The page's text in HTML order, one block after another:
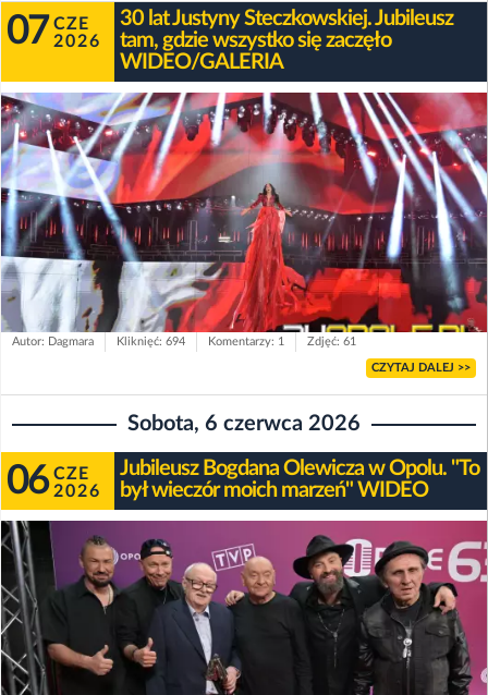
07 CZE
2026
30 lat Justyny Steczkowskiej. Jubileusz
tam, gdzie wszystko się zaczęło
WIDEO/GALERIA
Autor: Dagmara Kliknięć: 694 Komentarzy: 1 Zdjęć: 61
CZYTAJ DALEJ >>
Sobota, 6 czerwca 2026
06 CZE
2026
Jubileusz Bogdana Olewicza w Opolu. "To
był wieczór moich marzeń" WIDEO